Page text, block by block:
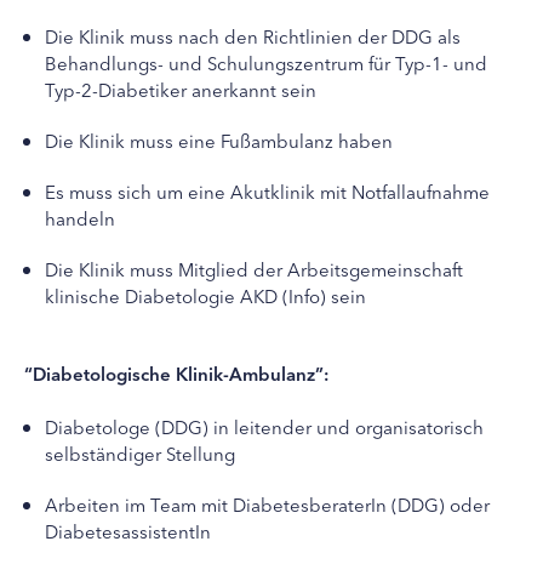
Die Klinik muss nach den Richtlinien der DDG als
Behandlungs- und Schulungszentrum für Typ-1- und
Typ-2-Diabetiker anerkannt sein
Die Klinik muss eine Fußambulanz haben
Es muss sich um eine Akutklinik mit Notfallaufnahme
handeln
Die Klinik muss Mitglied der Arbeitsgemeinschaft
klinische Diabetologie AKD (Info) sein
“Diabetologische Klinik-Ambulanz”:
Diabetologe (DDG) in leitender und organisatorisch
selbständiger Stellung
Arbeiten im Team mit DiabetesberaterIn (DDG) oder
DiabetesassistentIn